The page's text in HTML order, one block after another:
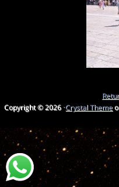
Copyright © 2026 ·Crystal Theme